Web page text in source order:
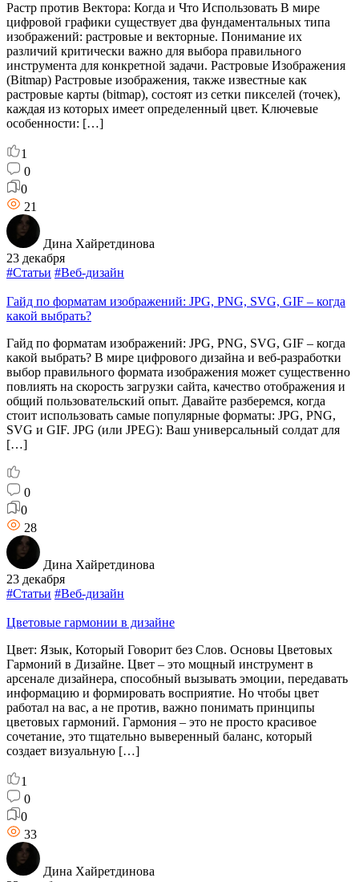
Растр против Вектора: Когда и Что Использовать В мире
цифровой графики существует два фундаментальных типа
изображений: растровые и векторные. Понимание их
различий критически важно для выбора правильного
инструмента для конкретной задачи. Растровые Изображения
(Bitmap) Растровые изображения, также известные как
растровые карты (bitmap), состоят из сетки пикселей (точек),
каждая из которых имеет определенный цвет. Ключевые
особенности: […]
1
0
0
21
Дина Хайретдинова
23 декабря
#Статьи #Веб-дизайн
Гайд по форматам изображений: JPG, PNG, SVG, GIF – когда
какой выбрать?
Гайд по форматам изображений: JPG, PNG, SVG, GIF – когда
какой выбрать? В мире цифрового дизайна и веб-разработки
выбор правильного формата изображения может существенно
повлиять на скорость загрузки сайта, качество отображения и
общий пользовательский опыт. Давайте разберемся, когда
стоит использовать самые популярные форматы: JPG, PNG,
SVG и GIF. JPG (или JPEG): Ваш универсальный солдат для
[…]
0
0
28
Дина Хайретдинова
23 декабря
#Статьи #Веб-дизайн
Цветовые гармонии в дизайне
Цвет: Язык, Который Говорит без Слов. Основы Цветовых
Гармоний в Дизайне. Цвет – это мощный инструмент в
арсенале дизайнера, способный вызывать эмоции, передавать
информацию и формировать восприятие. Но чтобы цвет
работал на вас, а не против, важно понимать принципы
цветовых гармоний. Гармония – это не просто красивое
сочетание, это тщательно выверенный баланс, который
создает визуальную […]
1
0
0
33
Дина Хайретдинова